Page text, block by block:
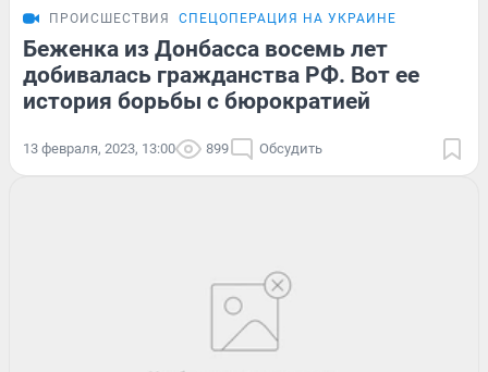
ПРОИСШЕСТВИЯ СПЕЦОПЕРАЦИЯ НА УКРАИНЕ
Беженка из Донбасса восемь лет
добивалась гражданства РФ. Вот ее
история борьбы с бюрократией
13 февраля, 2023, 13:00 899 Обсудить